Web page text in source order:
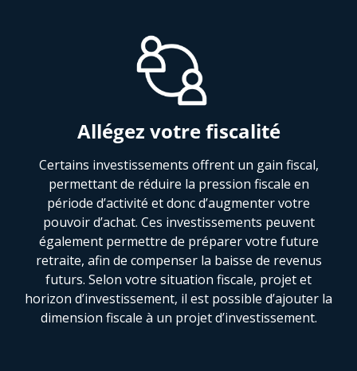
Allégez votre fiscalité
Certains investissements offrent un gain fiscal,
permettant de réduire la pression fiscale en
période d’activité et donc d’augmenter votre
pouvoir d’achat. Ces investissements peuvent
également permettre de préparer votre future
retraite, afin de compenser la baisse de revenus
futurs. Selon votre situation fiscale, projet et
horizon d’investissement, il est possible d’ajouter la
dimension fiscale à un projet d’investissement.